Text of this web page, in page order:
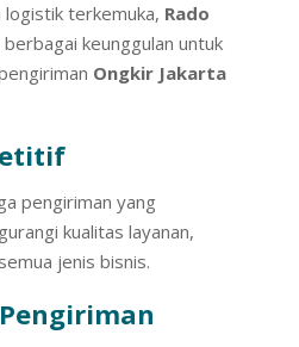
logistik terkemuka, Rado
keunggulan untuk
Ongkir Jakarta
pengiriman yang
kualitas layanan,
jenis bisnis.